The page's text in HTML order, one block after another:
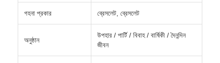
গহনা প্রকার ব্রেসলেট, ব্রেসলেট
অনুষ্ঠান
উপহার / পার্টি / বিবাহ / বার্ষিকী / দৈনন্দিন
জীবন